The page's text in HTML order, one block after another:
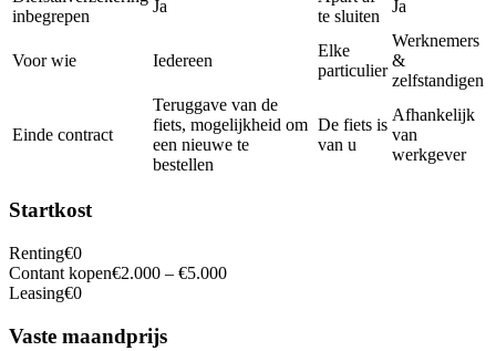
inbegrepen
Ja
te sluiten
Ja
Voor wie Iedereen
Elke
particulier
Werknemers
&
zelfstandigen
Einde contract
Teruggave van de
fiets, mogelijkheid om
een nieuwe te
bestellen
De fiets is
van u
Afhankelijk
van
werkgever
Startkost
Renting€0
Contant kopen€2.000 – €5.000
Leasing€0
Vaste maandprijs